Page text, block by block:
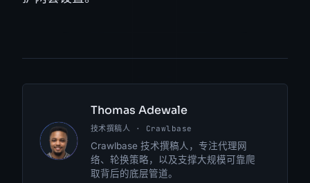
TA
Thomas Adewale
技术撰稿人 · Crawlbase
Crawlbase 技术撰稿人，专注代理网
络、轮换策略，以及支撑大规模可靠爬
取背后的底层管道。